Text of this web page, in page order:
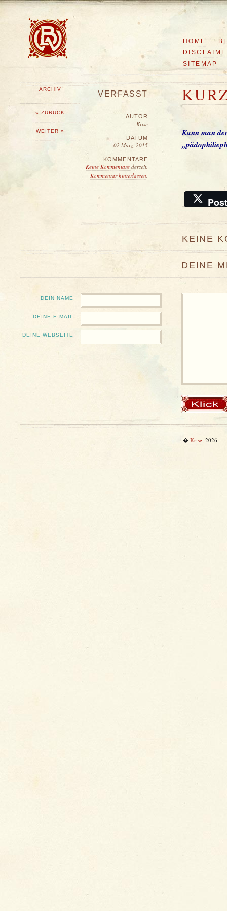
HOME
SITEMAP
ARCHIV
« ZURÜCK
WEITER »
VERFASST
AUTOR
Krise
DATUM
02 März, 2015
KOMMENTARE
Keine Kommentare derzeit.
Kommentar hinterlassen.
Kann man
Post
KEINE
DEINE
DEIN NAME
DEINE E-MAIL
DEINE WEBSEITE
� Krise , 2026